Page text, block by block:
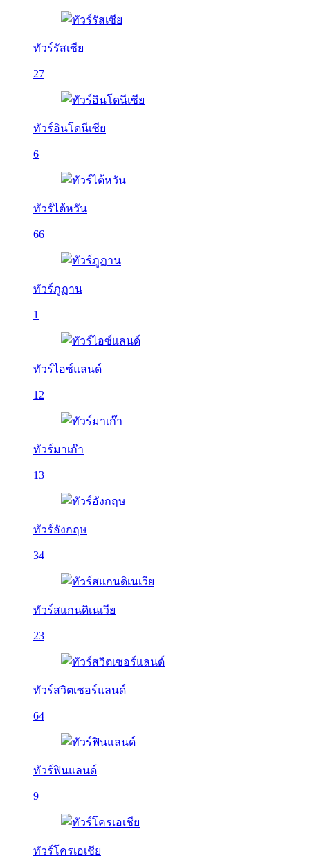
ทัวร์รัสเซีย
27
ทัวร์อินโดนีเซีย
6
ทัวร์ไต้หวัน
66
ทัวร์ภูฏาน
1
ทัวร์ไอซ์แลนด์
12
ทัวร์มาเก๊า
13
ทัวร์อังกฤษ
34
ทัวร์สแกนดิเนเวีย
23
ทัวร์สวิตเซอร์แลนด์
64
ทัวร์ฟินแลนด์
9
ทัวร์โครเอเชีย